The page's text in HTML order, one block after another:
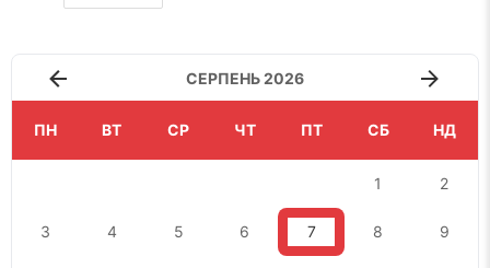
СЕРПЕНЬ 2026
ПН ВТ СР ЧТ ПТ СБ НД
1 2
3 4 5 6 7 8 9